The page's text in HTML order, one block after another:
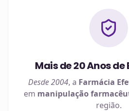
Mais de 20 Anos
Desde 2004, a Farmácia
em manipulação
região.